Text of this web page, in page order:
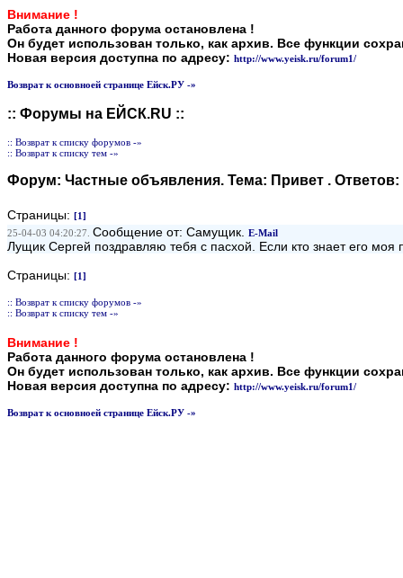
Внимание !
Работа данного форума остановлена !
Он будет использован только, как архив. Все функции
Новая версия доступна по адресу: http://www.yeisk.ru/forum1/
Возврат к основноей странице Ейск.РУ -»
:: Форумы на ЕЙСК.RU ::
:: Возврат к списку форумов -»
:: Возврат к списку тем -»
Форум: Частные объявления. Тема: Привет . Ответов:
Страницы: [1]
25-04-03 04:20:27. Сообщение от: Самущик. E-Mail
Лущик Сергей поздравляю тебя с пасхой. Если кто знает его моя
Страницы: [1]
:: Возврат к списку форумов -»
:: Возврат к списку тем -»
Внимание !
Работа данного форума остановлена !
Он будет использован только, как архив. Все функции
Новая версия доступна по адресу: http://www.yeisk.ru/forum1/
Возврат к основноей странице Ейск.РУ -»